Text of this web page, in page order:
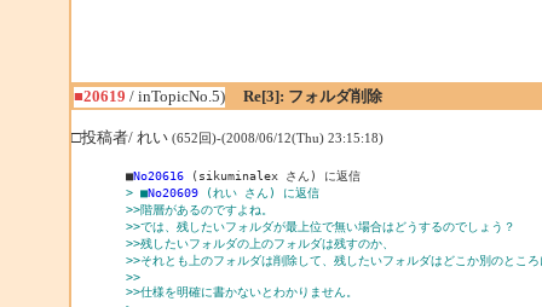
■20619 / inTopicNo.5) Re[3]: フォルダ削除
□投稿者/ れい (652回)-(2008/06/12(Thu) 23:15:18)
■No20616
(sikuminalex さん) に返信
> ■No20609 (れい さん) に返信
>>階層があるのですよね。
>>では、残したいフォルダが最上位で無い場合はどうするのでしょう？
>>残したいフォルダの上のフォルダは残すのか、
>>それとも上のフォルダは削除して、残したいフォルダはどこか別のとこ
>>
>>仕様を明確に書かないとわかりません。